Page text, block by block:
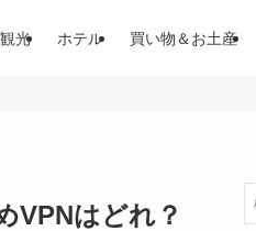
観光 ホテル 買い物＆お土産
VPNはどれ？